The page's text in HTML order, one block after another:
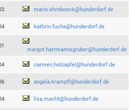
mario.ehrnboeck@hunderdorf.de
kathrin.fuchs@hunderdorf.de
margot.hartmannsgruber@hunderdorf.de
carmen.holzapfel@hunderdorf.de
angela.krampfl@hunderdorf.de
lisa.macht@hunderdorf.de